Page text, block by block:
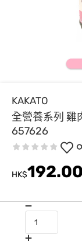
KAKATO
全營養系列 雞
657626
HK$192.00